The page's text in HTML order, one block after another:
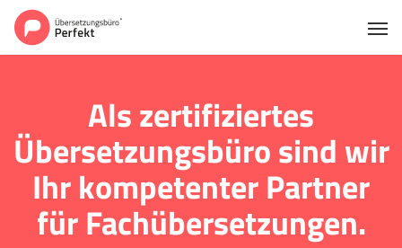
Als zertifiziertes
Übersetzungsbüro sind wir
Ihr kompetenter Partner
für Fachübersetzungen.